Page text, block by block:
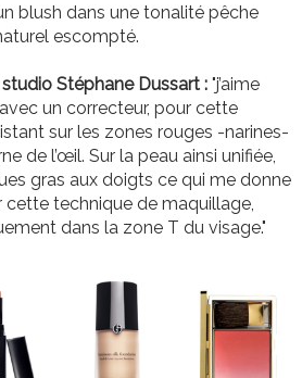
blush dans une tonalité pêche
escompté.
Stéphane Dussart : "j’aime
un correcteur, pour cette
sur les zones rouges -narines-
de l’œil. Sur la peau ainsi unifiée,
gras aux doigts ce qui me donne
cette technique de maquillage,
dans la zone T du visage."